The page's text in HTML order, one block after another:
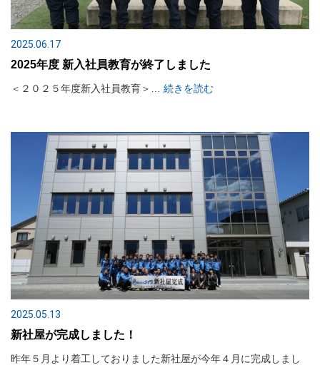
2025.06.17
2025年度 新入社員教育が終了しました
＜２０２５年度新入社員教育＞… 続きを読む
2025.05.13
新社屋が完成しました！
昨年５月より着工しておりました新社屋が今年４月に完成しまし